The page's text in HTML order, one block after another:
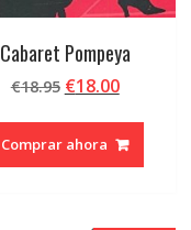
Cabaret Pompeya
€18.95 El
original
era:
€18.00El
actual
es:
Comprar ahora